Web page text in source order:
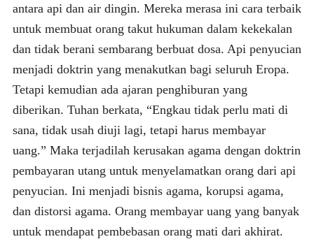
antara api dan air dingin. Mereka merasa ini cara terbaik
untuk membuat orang takut hukuman dalam kekekalan
dan tidak berani sembarang berbuat dosa. Api penyucian
menjadi doktrin yang menakutkan bagi seluruh Eropa.
Tetapi kemudian ada ajaran penghiburan yang
diberikan. Tuhan berkata, “Engkau tidak perlu mati di
sana, tidak usah diuji lagi, tetapi harus membayar
uang.” Maka terjadilah kerusakan agama dengan doktrin
pembayaran utang untuk menyelamatkan orang dari api
penyucian. Ini menjadi bisnis agama, korupsi agama,
dan distorsi agama. Orang membayar uang yang banyak
untuk mendapat pembebasan orang mati dari akhirat.